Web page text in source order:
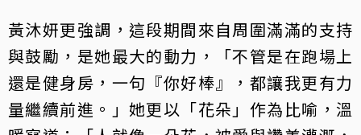
黃沐妍更強調，這段期間來自周圍滿滿的支持
與鼓勵，是她最大的動力，「不管是在跑場上
還是健身房，一句『你好棒』，都讓我更有力
量繼續前進。」她更以「花朵」作為比喻，溫